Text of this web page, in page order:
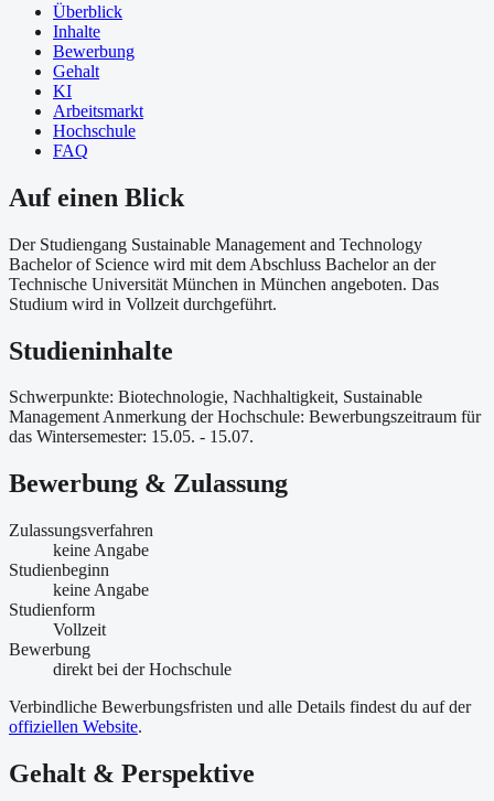
Überblick
Inhalte
Bewerbung
Gehalt
KI
Arbeitsmarkt
Hochschule
FAQ
Auf einen Blick
Der Studiengang Sustainable Management and Technology
Bachelor of Science wird mit dem Abschluss Bachelor an der
Technische Universität München in München angeboten. Das
Studium wird in Vollzeit durchgeführt.
Studieninhalte
Schwerpunkte: Biotechnologie, Nachhaltigkeit, Sustainable
Management Anmerkung der Hochschule: Bewerbungszeitraum für
das Wintersemester: 15.05. - 15.07.
Bewerbung & Zulassung
Zulassungsverfahren
keine Angabe
Studienbeginn
keine Angabe
Studienform
Vollzeit
Bewerbung
direkt bei der Hochschule
Verbindliche Bewerbungsfristen und alle Details findest du auf der
offiziellen Website.
Gehalt & Perspektive